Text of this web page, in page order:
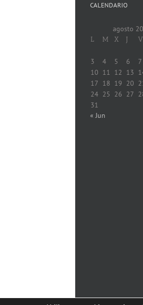
CALENDARIO
agosto
L M X J V
3
4 5 6 7
10 11 12 13
17 18 19 20
24 25 26 27
31
« Jun